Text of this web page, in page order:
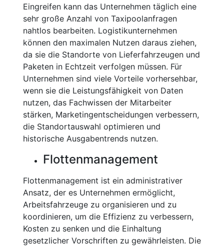
Eingreifen kann das Unternehmen täglich eine
sehr große Anzahl von Taxipoolanfragen
nahtlos bearbeiten. Logistikunternehmen
können den maximalen Nutzen daraus ziehen,
da sie die Standorte von Lieferfahrzeugen und
Paketen in Echtzeit verfolgen müssen. Für
Unternehmen sind viele Vorteile vorhersehbar,
wenn sie die Leistungsfähigkeit von Daten
nutzen, das Fachwissen der Mitarbeiter
stärken, Marketingentscheidungen verbessern,
die Standortauswahl optimieren und
historische Ausgabentrends nutzen.
Flottenmanagement
Flottenmanagement ist ein administrativer
Ansatz, der es Unternehmen ermöglicht,
Arbeitsfahrzeuge zu organisieren und zu
koordinieren, um die Effizienz zu verbessern,
Kosten zu senken und die Einhaltung
gesetzlicher Vorschriften zu gewährleisten. Die